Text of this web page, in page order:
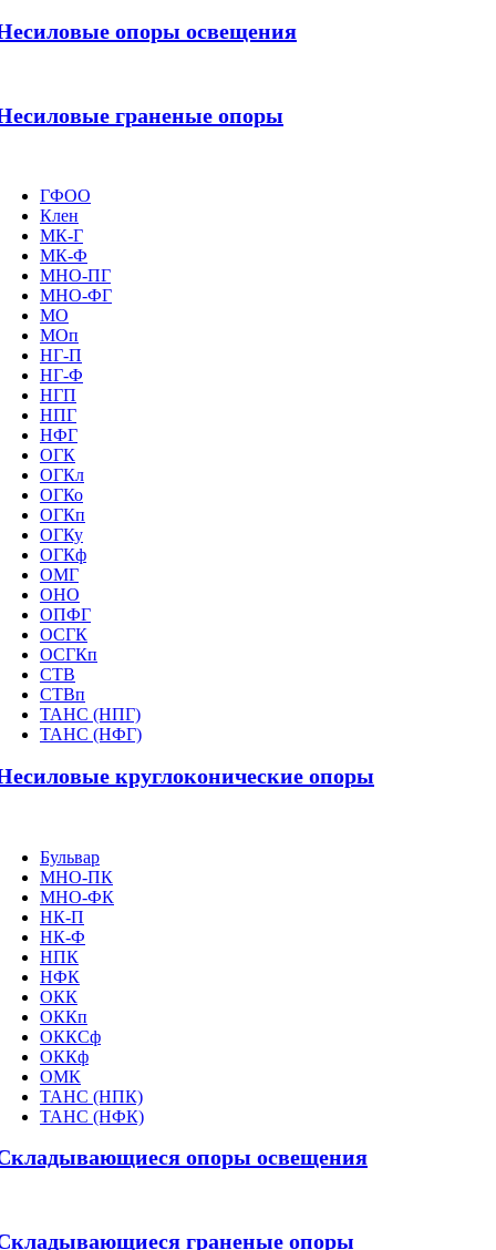
опоры освещения
граненые опоры
ГФОО
Клен
МК-Г
МК-Ф
МНО-ПГ
МНО-ФГ
МО
МОп
НГ-П
НГ-Ф
НГП
НПГ
НФГ
ОГК
ОГКл
ОГКо
ОГКп
ОГКу
ОГКф
ОМГ
ОНО
ОПФГ
ОСГК
ОСГКп
СТВ
СТВп
ТАНС (НПГ)
ТАНС (НФГ)
круглоконические опоры
Бульвар
МНО-ПК
МНО-ФК
НК-П
НК-Ф
НПК
НФК
ОКК
ОККп
ОККСф
ОККф
ОМК
ТАНС (НПК)
ТАНС (НФК)
опоры освещения
граненые опоры